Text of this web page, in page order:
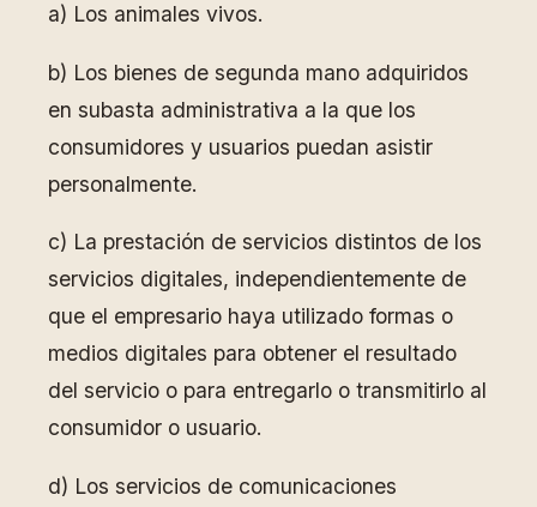
a) Los animales vivos.
b) Los bienes de segunda mano adquiridos
en subasta administrativa a la que los
consumidores y usuarios puedan asistir
personalmente.
c) La prestación de servicios distintos de los
servicios digitales, independientemente de
que el empresario haya utilizado formas o
medios digitales para obtener el resultado
del servicio o para entregarlo o transmitirlo al
consumidor o usuario.
d) Los servicios de comunicaciones